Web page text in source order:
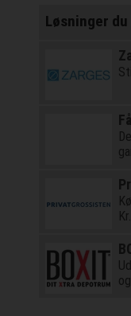
Løsninger